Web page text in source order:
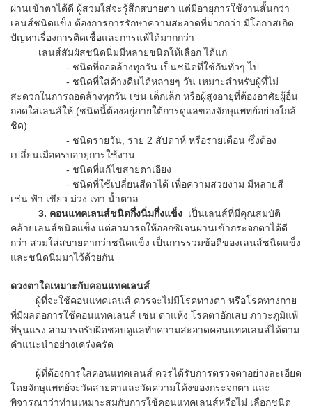
ผ่านเข้าตาได้ดี ผู้สวมใส่จะรู้สึกสบายตา แต่มีอายุการใช้งานสั้นกว่า
เลนส์ชนิดแข็ง ต้องการการรักษาความสะอาดที่มากกว่า มีโอกาสเกิด
ปัญหาเรื่องการติดเชื้อและการแพ้ได้มากกว่า
เลนส์สัมผัสชนิดนิ่มมีหลายชนิดให้เลือก ได้แก่
- ชนิดที่ถอดล้างทุกวัน เป็นชนิดที่ใช้กันทั่วๆ ไป
- ชนิดที่ใส่ค้างคืนได้หลายๆ วัน เหมาะสำหรับผู้ที่ไม่
สะดวกในการถอดล้างทุกวัน เช่น เด็กเล็ก หรือผู้สูงอายุที่ต้องอาศัยผู้อื่น
ถอดใส่เลนส์ให้ (ชนิดนี้ต้องอยู่ภายใต้การดูแลของจักษุแพทย์อย่างใกล้
ชิด)
- ชนิดรายวัน, ราย 2 สัปดาห์ หรือรายเดือน ซึ่งต้อง
เปลี่ยนเมื่อครบอายุการใช้งาน
- ชนิดที่แก้ไขสายตาเอียง
- ชนิดที่ใช้เปลี่ยนสีตาได้ เพื่อความสวยงาม มีหลายสี
เช่น ฟ้า เขียว ม่วง เทา น้ำตาล
3. คอนแทคเลนส์ชนิดกึ่งนิ่มกึ่งแข็ง เป็นเลนส์ที่มีคุณสมบัติ
คล้ายเลนส์ชนิดแข็ง แต่สามารถให้ออกซิเจนผ่านเข้ากระจกตาได้ดี
กว่า สวมใส่สบายตากว่าชนิดแข็ง เป็นการรวมข้อดีของเลนส์ชนิดแข็ง
และชนิดนิ่มมาไว้ด้วยกัน
ดวงตาใดเหมาะกับคอนแทคเลนส์
ผู้ที่จะใช้คอนแทคเลนส์ ควรจะไม่มีโรคทางตา หรือโรคทางกาย
ที่มีผลต่อการใช้คอนแทคเลนส์ เช่น ตาแห้ง โรคตาอักเสบ ภาวะภูมิแพ้
ที่รุนแรง สามารถรับผิดชอบดูแลทำความสะอาดคอนแทคเลนส์ได้ตาม
คำแนะนำอย่างเคร่งครัด
ผู้ที่ต้องการใส่คอนแทคเลนส์ ควรได้รับการตรวจตาอย่างละเอียด
โดยจักษุแพทย์จะวัดสายตาและวัดความโค้งของกระจกตา และ
พิจารณาว่าท่านเหมาะสมกับการใช้คอนแทคเลนส์หรือไม่ เลือกชนิด